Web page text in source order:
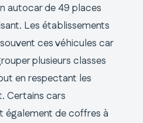
autocar de 49 places
Les établissements
ces véhicules car
plusieurs classes
en respectant les
Certains cars
également de coffres à